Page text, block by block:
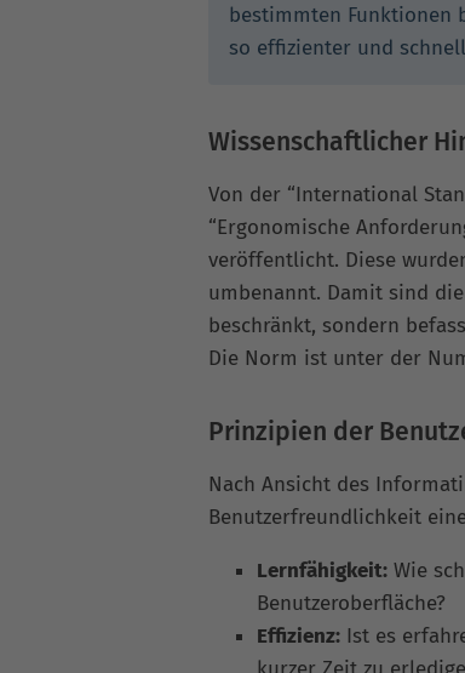
bestimmten Funktionen
so effizienter und
Wissenschaftlicher
Von der “International
“Ergonomische
veröffentlicht. Diese
umbenannt. Damit sind
beschränkt, sondern
Die Norm ist unter der
Prinzipien der
Nach Ansicht des
Benutzerfreundlichkeit
Lernfähigkeit: Wie
Benutzeroberfläche?
Effizienz: Ist es